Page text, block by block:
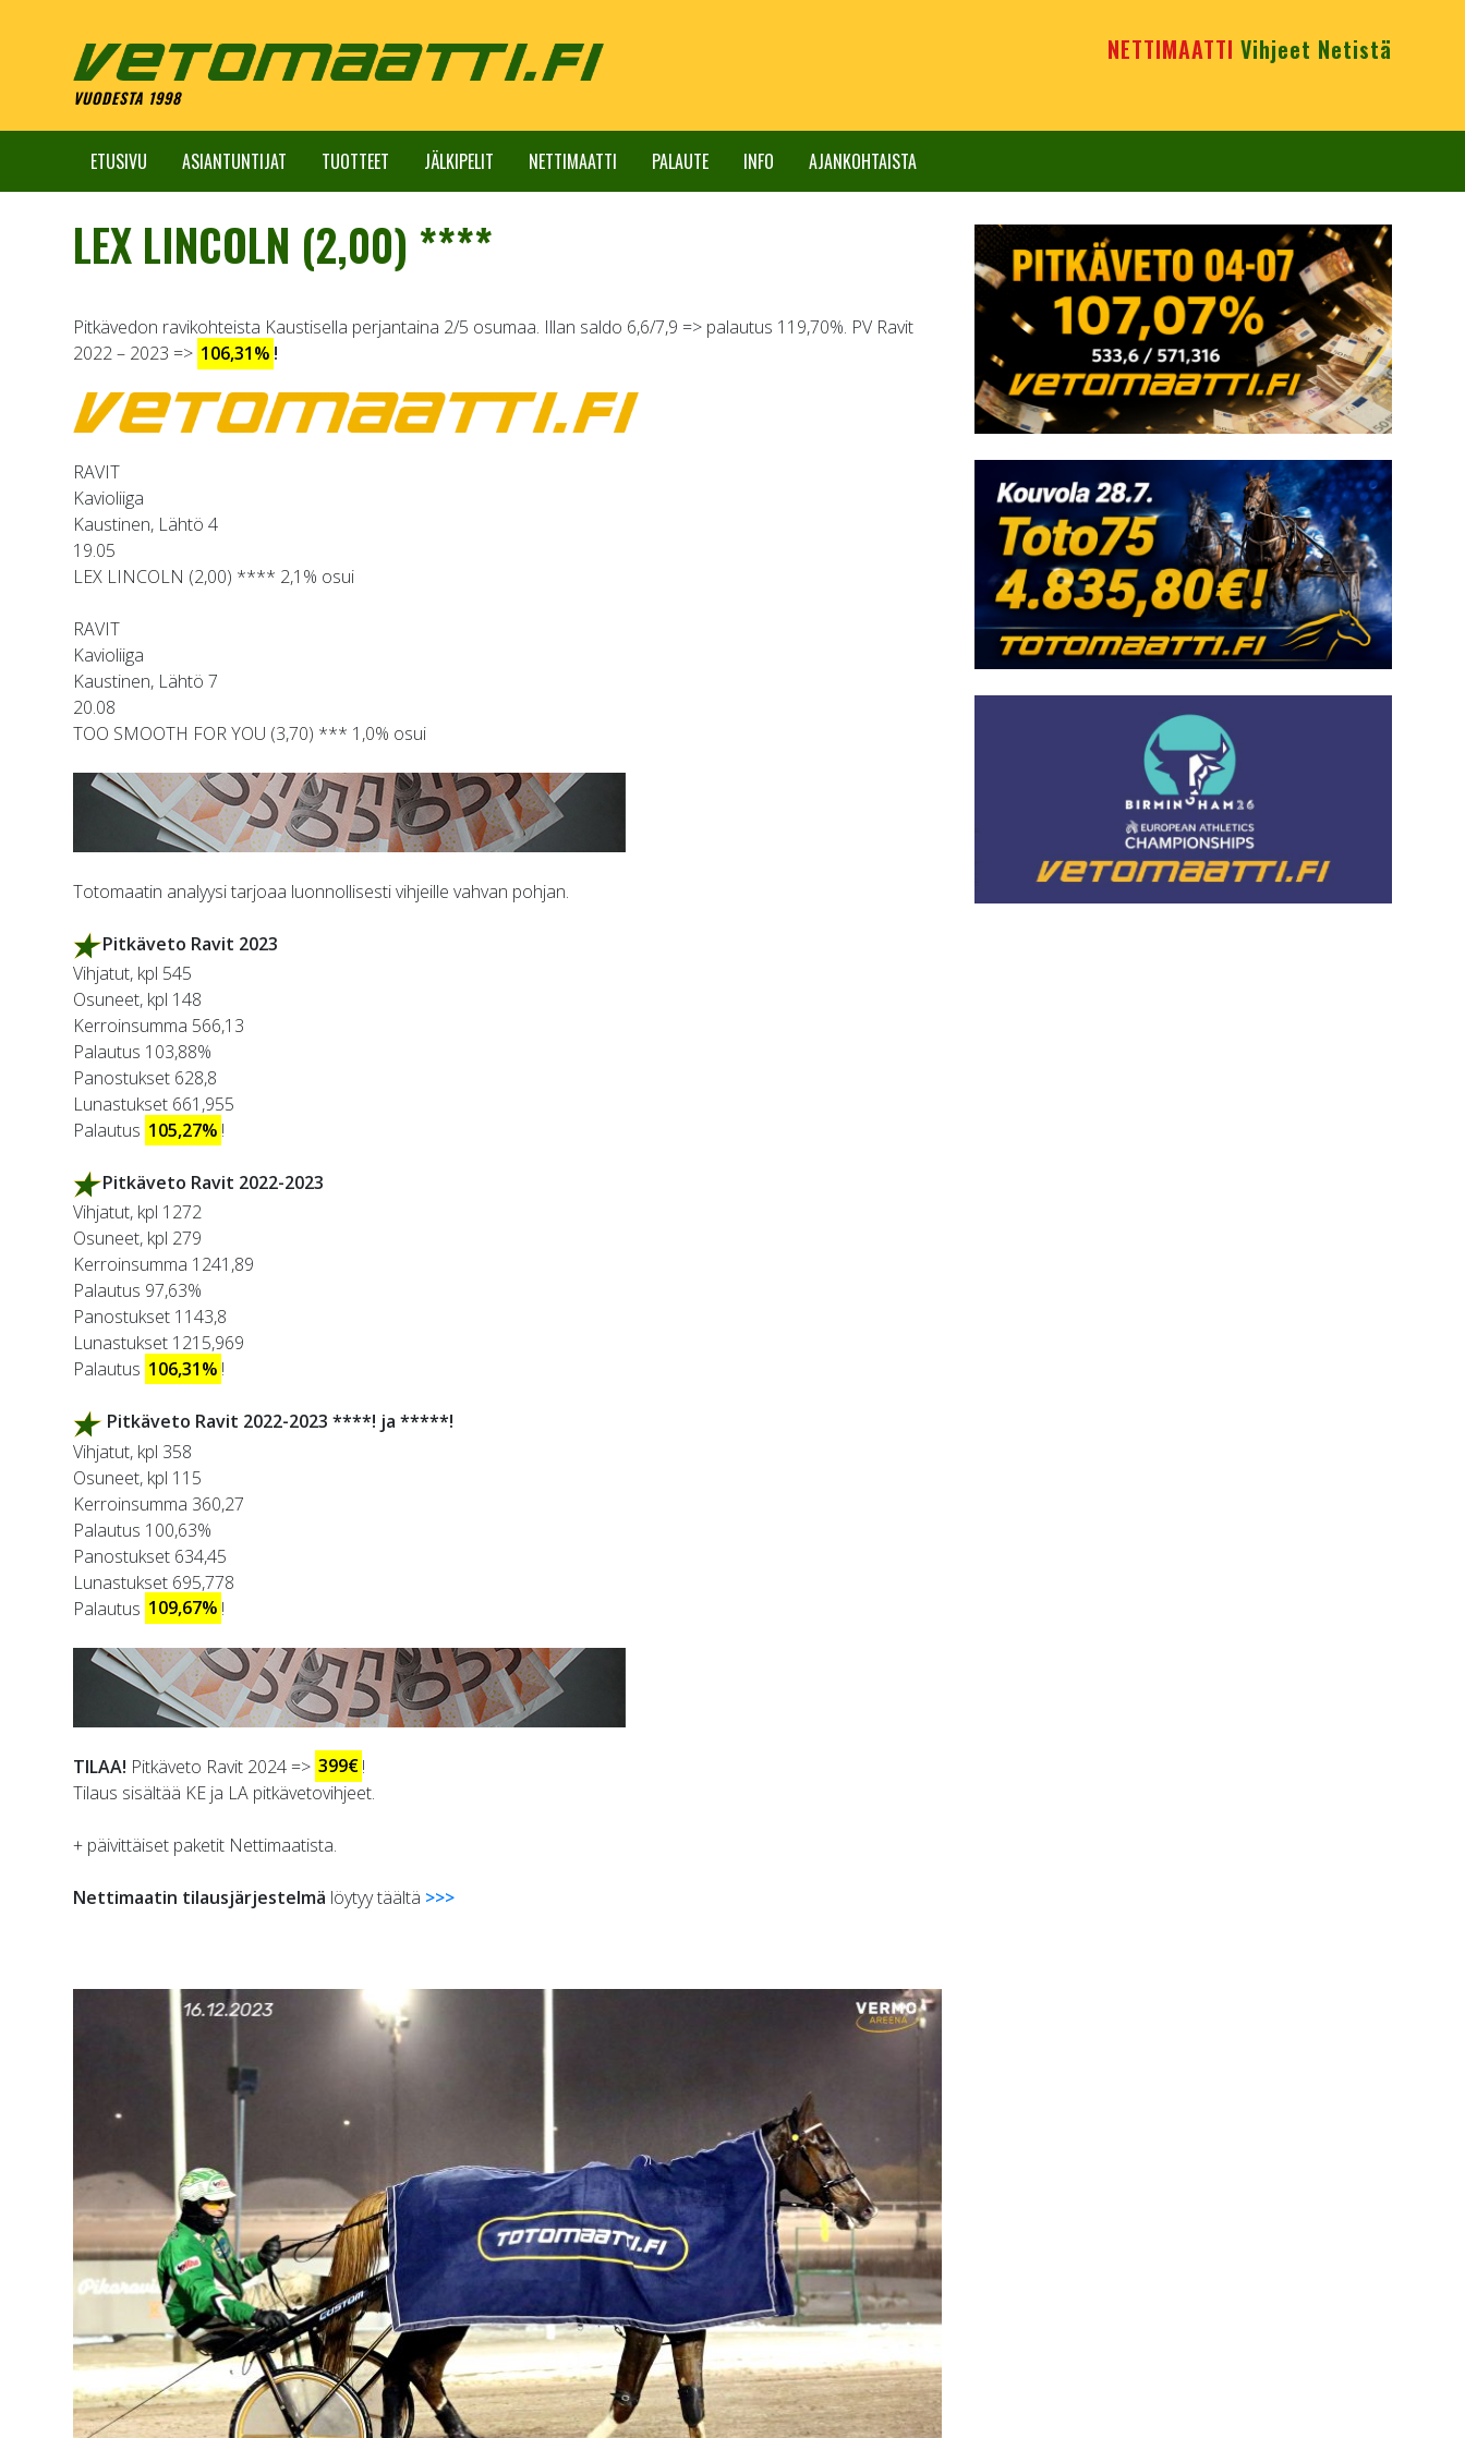
VUODESTA 1998
NETTIMAATTI Vihjeet Netistä
ETUSIVU ASIANTUNTIJAT TUOTTEET JÄLKIPELIT NETTIMAATTI PALAUTE INFO AJANKOHTAISTA
LEX LINCOLN (2,00) ****
Pitkävedon ravikohteista Kaustisella perjantaina 2/5 osumaa. Illan saldo 6,6/7,9 => palautus 119,70%. PV Ravit
2022 – 2023 => 106,31% !
RAVIT
Kavioliiga
Kaustinen, Lähtö 4
19.05
LEX LINCOLN (2,00) **** 2,1% osui
RAVIT
Kavioliiga
Kaustinen, Lähtö 7
20.08
TOO SMOOTH FOR YOU (3,70) *** 1,0% osui
Totomaatin analyysi tarjoaa luonnollisesti vihjeille vahvan pohjan.
Pitkäveto Ravit 2023
Vihjatut, kpl 545
Osuneet, kpl 148
Kerroinsumma 566,13
Palautus 103,88%
Panostukset 628,8
Lunastukset 661,955
Palautus 105,27% !
Pitkäveto Ravit 2022-2023
Vihjatut, kpl 1272
Osuneet, kpl 279
Kerroinsumma 1241,89
Palautus 97,63%
Panostukset 1143,8
Lunastukset 1215,969
Palautus 106,31% !
Pitkäveto Ravit 2022-2023 ****! ja *****!
Vihjatut, kpl 358
Osuneet, kpl 115
Kerroinsumma 360,27
Palautus 100,63%
Panostukset 634,45
Lunastukset 695,778
Palautus 109,67% !
TILAA! Pitkäveto Ravit 2024 => 399€!
Tilaus sisältää KE ja LA pitkävetovihjeet.
+ päivittäiset paketit Nettimaatista.
Nettimaatin tilausjärjestelmä löytyy täältä >>>